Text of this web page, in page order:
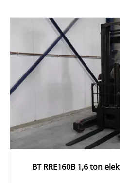
BT RRE160B 1,6 ton